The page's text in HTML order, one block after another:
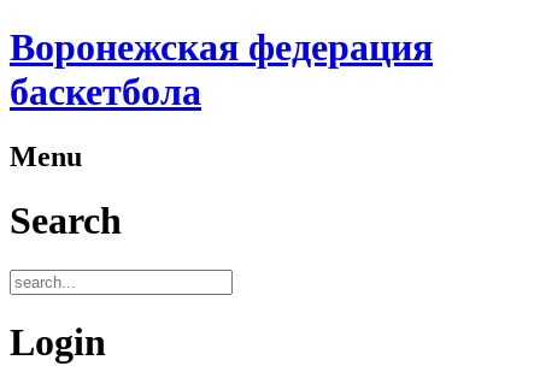
Воронежская федерация
баскетбола
Menu
Search
Login